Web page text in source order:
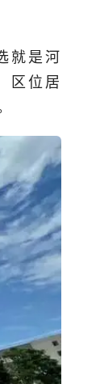
就是河
区位居